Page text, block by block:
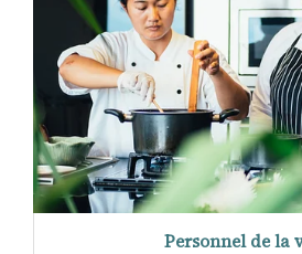
Personnel de la